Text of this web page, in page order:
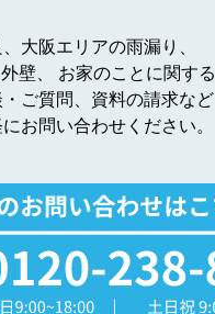
大阪エリアの雨漏り、
壁、
お家のことに関する
・ご質問、資料の請求など
お問い合わせください。